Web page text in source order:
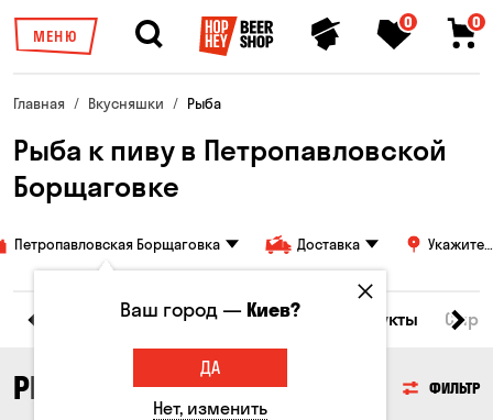
МЕНЮ
0 0
Главная Вкусняшки Рыба
Рыба к пиву в Петропавловской
Борщаговке
Петропавловская Борщаговка Доставка
Укажите
Все товары Мясо Рыба Морепродукты
РЫБА ФИЛЬТР
Ваш город —Киев?
ДА
Нет, изменить